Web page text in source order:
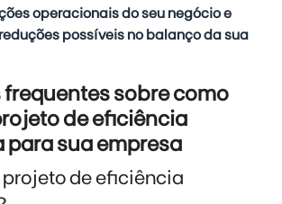
operacionais do seu negócio e
possíveis no balanço da sua
frequentes sobre como
de eficiência
para sua empresa
projeto de eficiência